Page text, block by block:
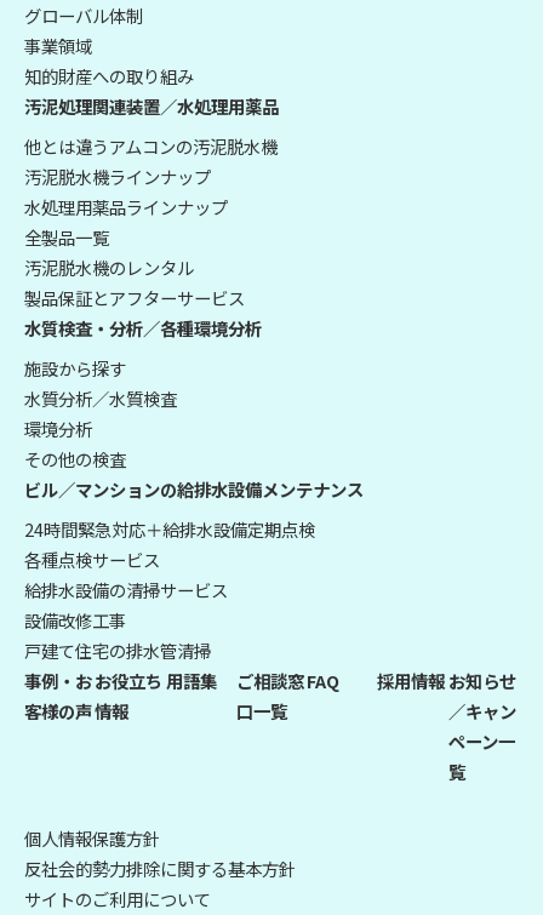
グローバル体制
事業領域
知的財産への取り組み
汚泥処理関連装置／水処理用薬品
他とは違うアムコンの汚泥脱水機
汚泥脱水機ラインナップ
水処理用薬品ラインナップ
全製品一覧
汚泥脱水機のレンタル
製品保証とアフターサービス
水質検査・分析／各種環境分析
施設から探す
水質分析／水質検査
環境分析
その他の検査
ビル／マンションの給排水設備メンテナンス
24時間緊急対応＋給排水設備定期点検
各種点検サービス
給排水設備の清掃サービス
設備改修工事
戸建て住宅の排水管清掃
事例・お
客様の声
お役立ち
情報
用語集
ご相談窓
口一覧
FAQ 採用情報お知らせ
／キャン
ペーン一
覧
個人情報保護方針
反社会的勢力排除に関する基本方針
サイトのご利用について